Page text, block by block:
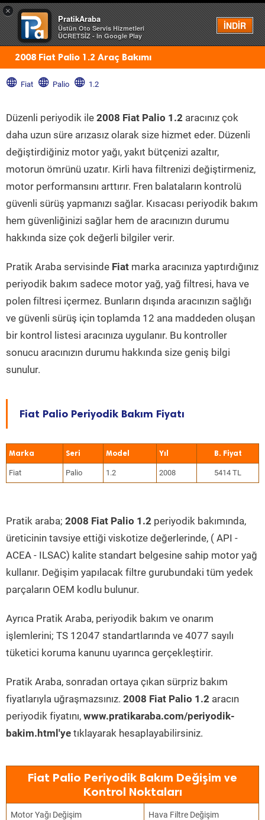
×
PratikAraba
Üstün Oto Servis Hizmetleri
ÜCRETSİZ - In Google Play
İNDİR
Menü
2008 Fiat Palio 1.2 Araç Bakımı
Fiat Palio 1.2
Düzenli periyodik ile 2008 Fiat Palio 1.2 aracınız çok
daha uzun süre arızasız olarak size hizmet eder. Düzenli
değiştirdiğiniz motor yağı, yakıt bütçenizi azaltır,
motorun ömrünü uzatır. Kirli hava filtrenizi değiştirmeniz,
motor performansını arttırır. Fren balataların kontrolü
güvenli sürüş yapmanızı sağlar. Kısacası periyodik bakım
hem güvenliğinizi sağlar hem de aracınızın durumu
hakkında size çok değerli bilgiler verir.
Pratik Araba servisinde Fiat marka aracınıza yaptırdığınız
periyodik bakım sadece motor yağ, yağ filtresi, hava ve
polen filtresi içermez. Bunların dışında aracınızın sağlığı
ve güvenli sürüş için toplamda 12 ana maddeden oluşan
bir kontrol listesi aracınıza uygulanır. Bu kontroller
sonucu aracınızın durumu hakkında size geniş bilgi
sunulur.
Fiat Palio Periyodik Bakım Fiyatı
Marka Seri Model Yıl
Fiat Palio 1.2 2008 5414 TL
Pratik araba; 2008 Fiat Palio 1.2 periyodik bakımında,
üreticinin tavsiye ettiği viskotize değerlerinde, ( API -
ACEA - ILSAC) kalite standart belgesine sahip motor yağ
kullanır. Değişim yapılacak filtre gurubundaki tüm yedek
parçaların OEM kodlu bulunur.
Ayrıca Pratik Araba, periyodik bakım ve onarım
işlemlerini; TS 12047 standartlarında ve 4077 sayılı
tüketici koruma kanunu uyarınca gerçekleştirir.
Pratik Araba, sonradan ortaya çıkan sürpriz bakım
fiyatlarıyla uğraşmazsınız. 2008 Fiat Palio 1.2 aracın
periyodik fiyatını, www.pratikaraba.com/periyodik-
bakim.html'ye tıklayarak hesaplayabilirsiniz.
Fiat Palio Periyodik Bakım Değişim ve
Kontrol Noktaları
Motor Yağı Değişim Hava Filtre Değişim